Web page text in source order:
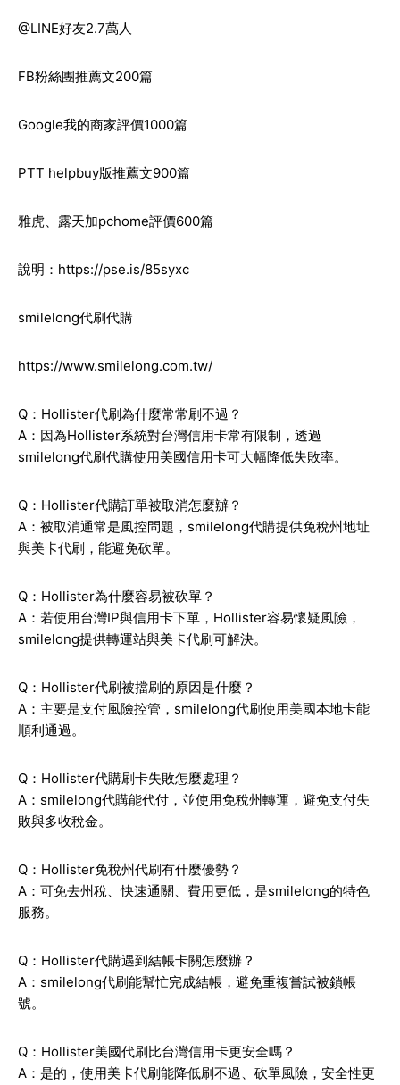
@LINE好友2.7萬人
FB粉絲團推薦文200篇
Google我的商家評價1000篇
PTT helpbuy版推薦文900篇
雅虎、露天加pchome評價600篇
說明： https://pse.is/85syxc
smilelong代刷代購
https://www.smilelong.com.tw/
Q：Hollister代刷為什麼常常刷不過？
A：因為Hollister系統對台灣信用卡常有限制，透過
smilelong代刷代購使用美國信用卡可大幅降低失敗率。
Q：Hollister代購訂單被取消怎麼辦？
A：被取消通常是風控問題，smilelong代購提供免稅州地址
與美卡代刷，能避免砍單。
Q：Hollister為什麼容易被砍單？
A：若使用台灣IP與信用卡下單，Hollister容易懷疑風險，
smilelong提供轉運站與美卡代刷可解決。
Q：Hollister代刷被擋刷的原因是什麼？
A：主要是支付風險控管，smilelong代刷使用美國本地卡能
順利通過。
Q：Hollister代購刷卡失敗怎麼處理？
A：smilelong代購能代付，並使用免稅州轉運，避免支付失
敗與多收稅金。
Q：Hollister免稅州代刷有什麼優勢？
A：可免去州稅、快速通關、費用更低，是smilelong的特色
服務。
Q：Hollister代購遇到結帳卡關怎麼辦？
A：smilelong代刷能幫忙完成結帳，避免重複嘗試被鎖帳
號。
Q：Hollister美國代刷比台灣信用卡更安全嗎？
A：是的，使用美卡代刷能降低刷不過、砍單風險，安全性更